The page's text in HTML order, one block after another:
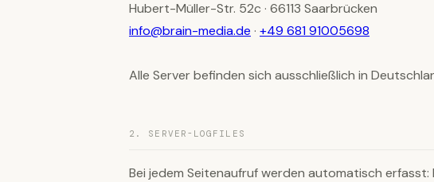
Hubert-Müller-Str. 52c · 66113 Saarbrücken
info@brain-media.de · +49 681 91005698
Alle Server befinden sich ausschließlich in
2. SERVER-LOGFILES
Bei jedem Seitenaufruf werden automatisch